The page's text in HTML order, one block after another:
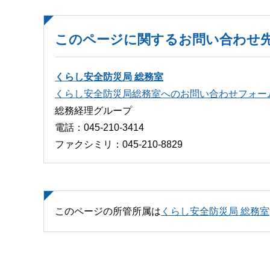
このページに関するお問い合わせ
くらし安全防災局 総務室
くらし安全防災局総務室へのお問い合わせフォー
総務経理グループ
電話：045-210-3414
ファクシミリ：045-210-8829
このページの所管所属は くらし安全防災局 総務室